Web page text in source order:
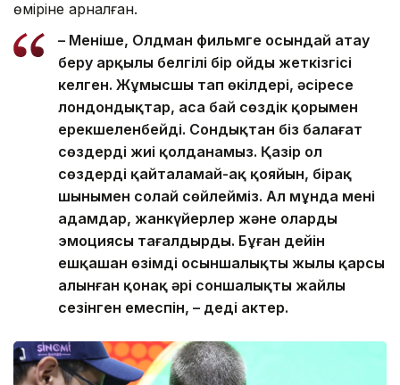
өміріне арналған.
– Меніңше, Олдман фильмге осындай атау
беру арқылы белгілі бір ойды жеткізгісі
келген. Жұмысшы тап өкілдері, әсіресе
лондондықтар, аса бай сөздік қорымен
ерекшеленбейді. Сондықтан біз балағат
сөздерді жиі қолданамыз. Қазір ол
сөздерді қайталамай-ақ қояйын, бірақ
шынымен солай сөйлейміз. Ал мұнда мені
адамдар, жанкүйерлер және олардың
эмоциясы таңғалдырды. Бұған дейін
ешқашан өзімді осыншалықты жылы қарсы
алынған қонақ әрі соншалықты жайлы
сезінген емеспін, – деді актер.